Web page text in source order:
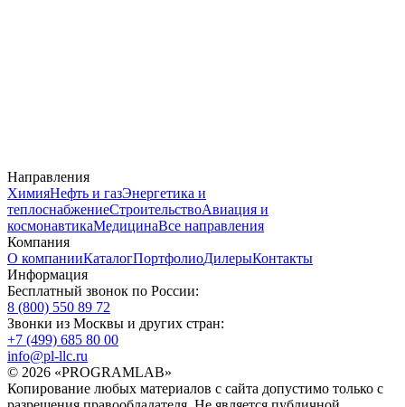
Направления
ХимияНефть и газЭнергетика и
теплоснабжениеСтроительствоАвиация и
космонавтикаМедицинаВсе направления
Компания
О компанииКаталогПортфолиоДилерыКонтакты
Информация
Бесплатный звонок по России:
8 (800) 550 89 72
Звонки из Москвы и других стран:
+7 (499) 685 80 00
info@pl-llc.ru
© 2026 «PROGRAMLAB»
Копирование любых материалов с сайта допустимо только с